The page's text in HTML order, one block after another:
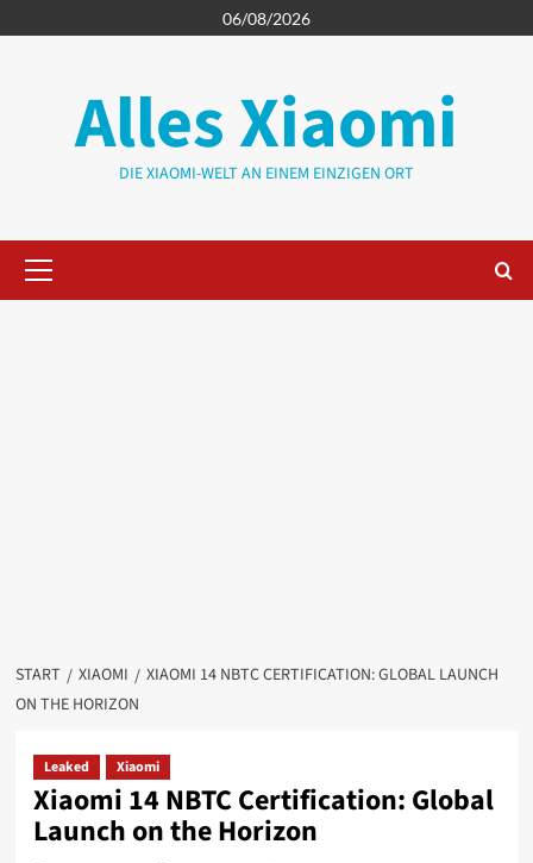
Inhalt
06/08/2026
Alles Xiaomi
DIE XIAOMI-WELT AN EINEM EINZIGEN ORT
Menü
START XIAOMI
XIAOMI 14 NBTC CERTIFICATION: GLOBAL LAUNCH
ON THE HORIZON
Leaked Xiaomi
Xiaomi 14 NBTC Certification: Global
Launch on the Horizon